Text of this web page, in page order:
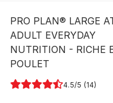
PRO PLAN® LARGE
ADULT EVERYDAY
NUTRITION - RICHE
POULET
4.5 (14)